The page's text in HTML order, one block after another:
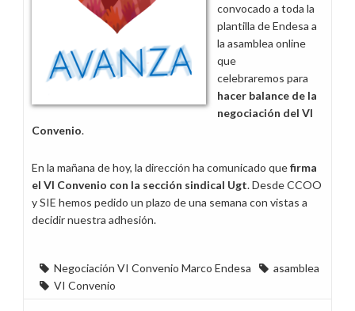
convocado a toda la
plantilla de Endesa a
la asamblea online
que
celebraremos para
hacer balance de la
negociación del VI
Convenio.
En la mañana de hoy, la dirección ha comunicado quefirma
el VI Convenio con la sección sindical Ugt. Desde CCOO
y SIE hemos pedido un plazo de una semana con vistas a
decidir nuestra adhesión.
Negociación VI Convenio Marco Endesa
asamblea
VI Convenio